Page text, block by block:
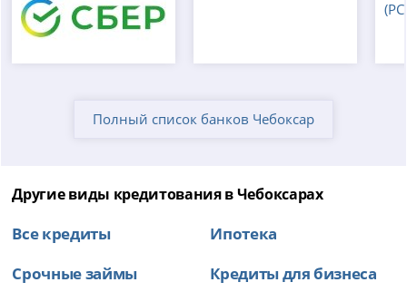
Полный список банков Чебоксар
Другие виды кредитования в Чебоксарах
Все кредиты
Срочные займы
Ипотека
Кредиты для бизнеса